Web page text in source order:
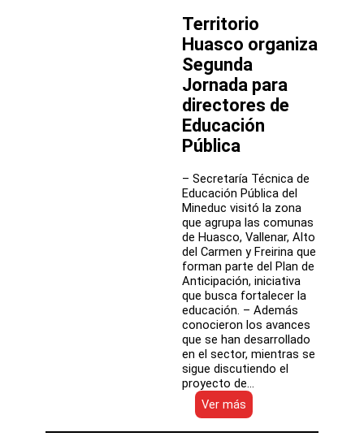
Freirina
presentan
sus
proyectos
educativos
Territorio
Huasco organiza
Segunda
Jornada para
directores de
Educación
Pública
– Secretaría Técnica de
Educación Pública del
Mineduc visitó la zona
que agrupa las comunas
de Huasco, Vallenar, Alto
del Carmen y Freirina que
forman parte del Plan de
Anticipación, iniciativa
que busca fortalecer la
educación. – Además
conocieron los avances
que se han desarrollado
en el sector, mientras se
sigue discutiendo el
proyecto de…
Ver más
Territorio
Huasco